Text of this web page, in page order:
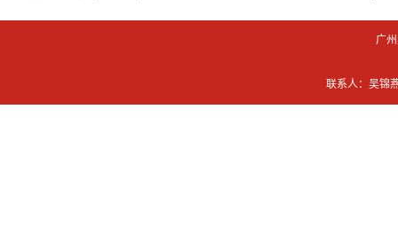
广
联系人：吴锦